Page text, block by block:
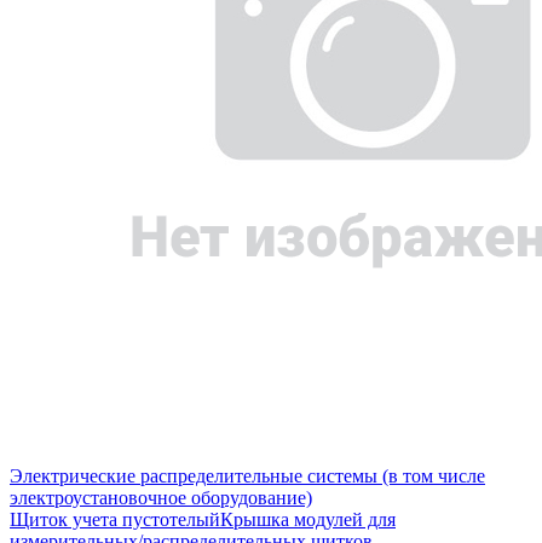
Электрические распределительные системы (в том числе
электроустановочное оборудование)
Щиток учета пустотелыйКрышка модулей для